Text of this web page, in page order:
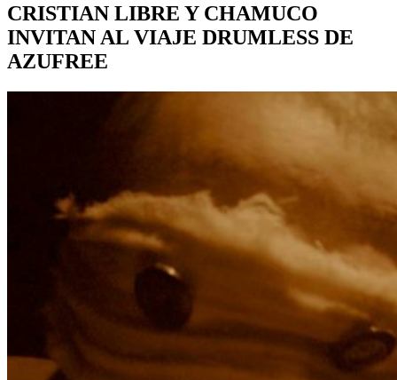
CRISTIAN LIBRE Y CHAMUCO
INVITAN AL VIAJE DRUMLESS DE
AZUFREE